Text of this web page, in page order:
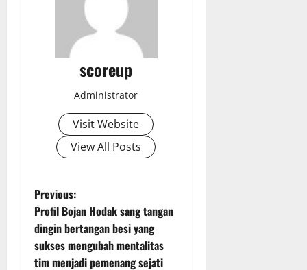
scoreup
Administrator
Visit Website
View All Posts
P
o
s
Previous:
Profil Bojan Hodak sang tangan
dingin bertangan besi yang
sukses mengubah mentalitas
tim menjadi pemenang sejati